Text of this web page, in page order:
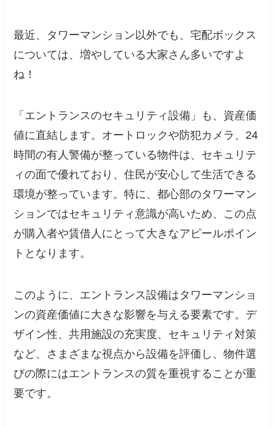
最近、タワーマンション以外でも、宅配ボックス
については、増やしている大家さん多いですよ
ね！
「エントランスのセキュリティ設備」も、資産価
値に直結します。オートロックや防犯カメラ、24
時間の有人警備が整っている物件は、セキュリテ
ィの面で優れており、住民が安心して生活できる
環境が整っています。特に、都心部のタワーマン
ションではセキュリティ意識が高いため、この点
が購入者や賃借人にとって大きなアピールポイン
トとなります。
このように、エントランス設備はタワーマンショ
ンの資産価値に大きな影響を与える要素です。デ
ザイン性、共用施設の充実度、セキュリティ対策
など、さまざまな視点から設備を評価し、物件選
びの際にはエントランスの質を重視することが重
要です。